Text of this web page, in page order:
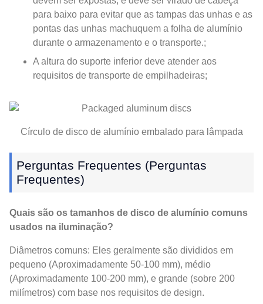
para baixo para evitar que as tampas das unhas e as
pontas das unhas machuquem a folha de alumínio
durante o armazenamento e o transporte.;
A altura do suporte inferior deve atender aos
requisitos de transporte de empilhadeiras;
Círculo de disco de alumínio embalado para lâmpada
Perguntas Frequentes (Perguntas
Frequentes)
Quais são os tamanhos de disco de alumínio comuns
usados ​​na iluminação?
Diâmetros comuns: Eles geralmente são divididos em
pequeno (Aproximadamente 50-100 mm), médio
(Aproximadamente 100-200 mm), e grande (sobre 200
milímetros) com base nos requisitos de design.